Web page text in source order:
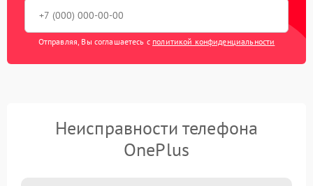
Отправляя, Вы соглашаетесь с политикой конфиденциальности
Неисправности телефона
OnePlus